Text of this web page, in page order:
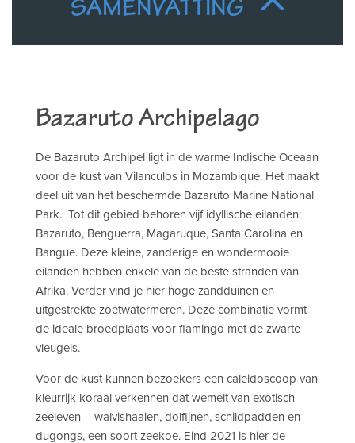
SAMENVATTING
Bazaruto Archipelago
De Bazaruto Archipel ligt in de warme Indische Oceaan
voor de kust van Vilanculos in Mozambique. Het maakt
deel uit van het beschermde Bazaruto Marine National
Park. Tot dit gebied behoren vijf idyllische eilanden:
Bazaruto, Benguerra, Magaruque, Santa Carolina en
Bangue. Deze kleine, zanderige en wondermooie
eilanden hebben enkele van de beste stranden van
Afrika. Verder vind je hier hoge zandduinen en
uitgestrekte zoetwatermeren. Deze combinatie vormt
de ideale broedplaats voor flamingo met de zwarte
vleugels.
Voor de kust kunnen bezoekers een caleidoscoop van
kleurrijk koraal verkennen dat wemelt van exotisch
zeeleven – walvishaaien, dolfijnen, schildpadden en
dugongs, een soort zeekoe. Eind 2021 is hier de